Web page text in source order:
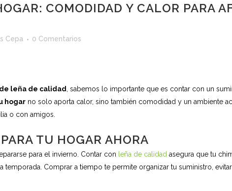
COMODIDAD Y CALOR PARA
Cepa 0 Comentarios
leña de calidad , sabemos lo importante que es contar con un
hogar no solo aporta calor, sino también comodidad y un ambiente
o con amigos.
TU HOGAR AHORA
para el invierno. Contar con leña de calidad asegura que tu
Comprar a tiempo te permite organizar tu suministro,